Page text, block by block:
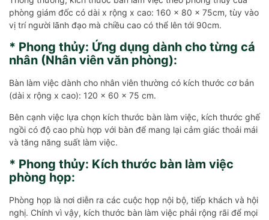
phòng giám đốc có dài x rộng x cao: 160 x 80 x 75cm, tùy vào
vị trí người lãnh đạo mà chiều cao có thể lên tới 90cm.
* Phong thủy: Ứng dụng dành cho từng cá
nhân (Nhân viên văn phòng):
Bàn làm việc dành cho nhân viên thường có kích thước cơ bản
(dài x rộng x cao): 120 x 60 x 75 cm.
Bên cạnh việc lựa chọn kích thước bàn làm việc, kích thước ghế
ngồi có độ cao phù hợp với bàn để mang lại cảm giác thoải mái
và tăng năng suất làm việc.
* Phong thủy: Kích thước bàn làm việc
phòng họp:
Phòng họp là nơi diễn ra các cuộc họp nội bộ, tiếp khách và hội
nghị. Chính vì vậy, kích thước bàn làm việc phải rộng rãi để mọi